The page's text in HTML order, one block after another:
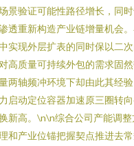
景验证可能性路径增长，同
透重新构造产业链增量机会
实现外层扩表的同时保以二
高质量可持续外包的需求固
两轴频冲环境下却由此其经
启动定位容器加速原三圈转
新高。\n\n综合公司产能调整
和产业位锚把握契点推进去